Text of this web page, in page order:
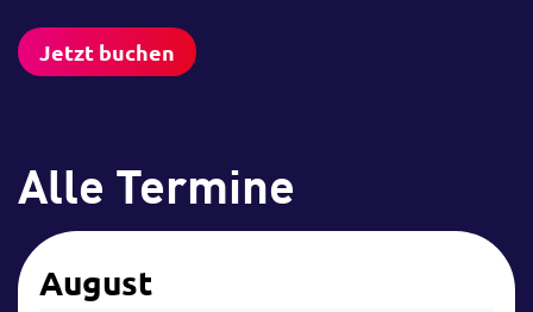
Jetzt buchen
Alle Termine
August